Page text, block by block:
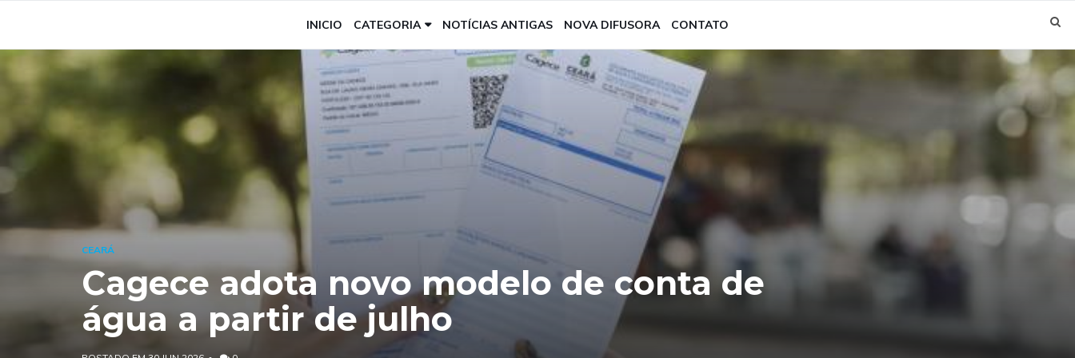
INICIO CATEGORIA NOTÍCIAS ANTIGAS NOVA DIFUSORA CONTATO
CEARÁ
Cagece adota novo modelo de conta de
água a partir de julho